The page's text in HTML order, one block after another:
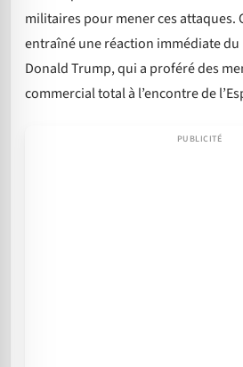
militaires pour mener ces attaques.
entraîné une réaction immédiate
Donald Trump, qui a proféré des
commercial total à l’encontre de